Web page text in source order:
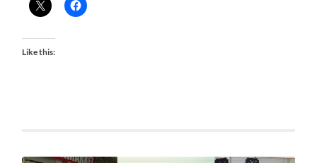
Like this: